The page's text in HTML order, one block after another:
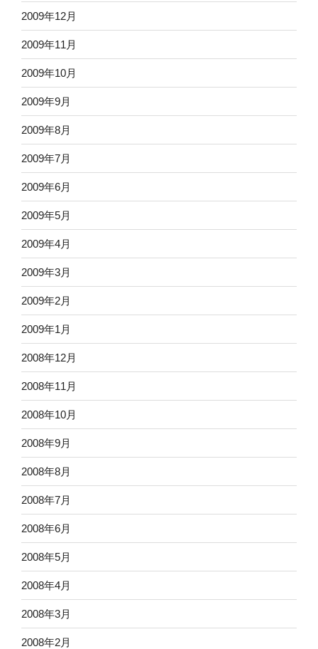
2009年12月
2009年11月
2009年10月
2009年9月
2009年8月
2009年7月
2009年6月
2009年5月
2009年4月
2009年3月
2009年2月
2009年1月
2008年12月
2008年11月
2008年10月
2008年9月
2008年8月
2008年7月
2008年6月
2008年5月
2008年4月
2008年3月
2008年2月